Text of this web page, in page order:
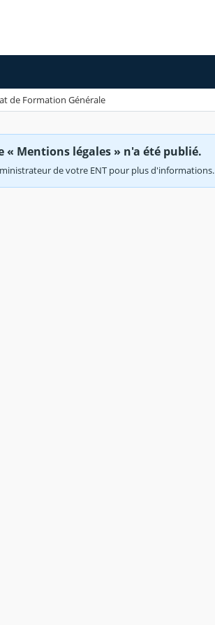
de Formation Générale
Mentions légales » n'a été publié.
de votre ENT pour plus d'informations.